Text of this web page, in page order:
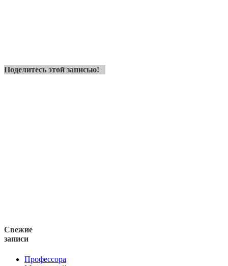
Поделитесь этой записью!
Свежие
записи
Профессора